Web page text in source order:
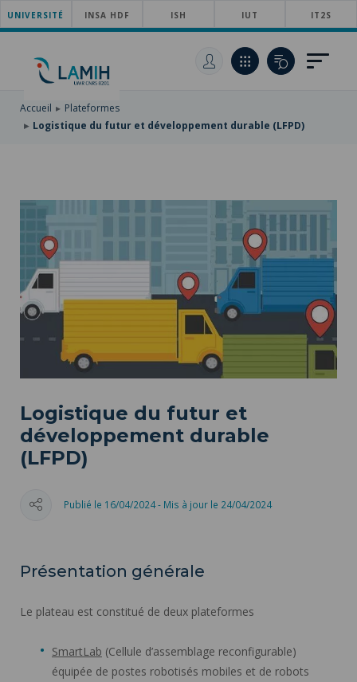
ACCÉDER
AU
PRINCIPAL
ALLER
CONTENU
PRINCIPAL
ACCÉDER
RECHERCHE
UNIVERSITÉ INSA HDF ISH IUT IT2S
Accueil
Plateformes
Logistique du futur et développement durable (LFPD)
Logistique du futur et
développement durable
(LFPD)
Publié le 16/04/2024 - Mis à jour le 24/04/2024
Présentation générale
Le plateau est constitué de deux plateformes
SmartLab (Cellule d’assemblage reconfigurable)
équipée de postes robotisés mobiles et de robots